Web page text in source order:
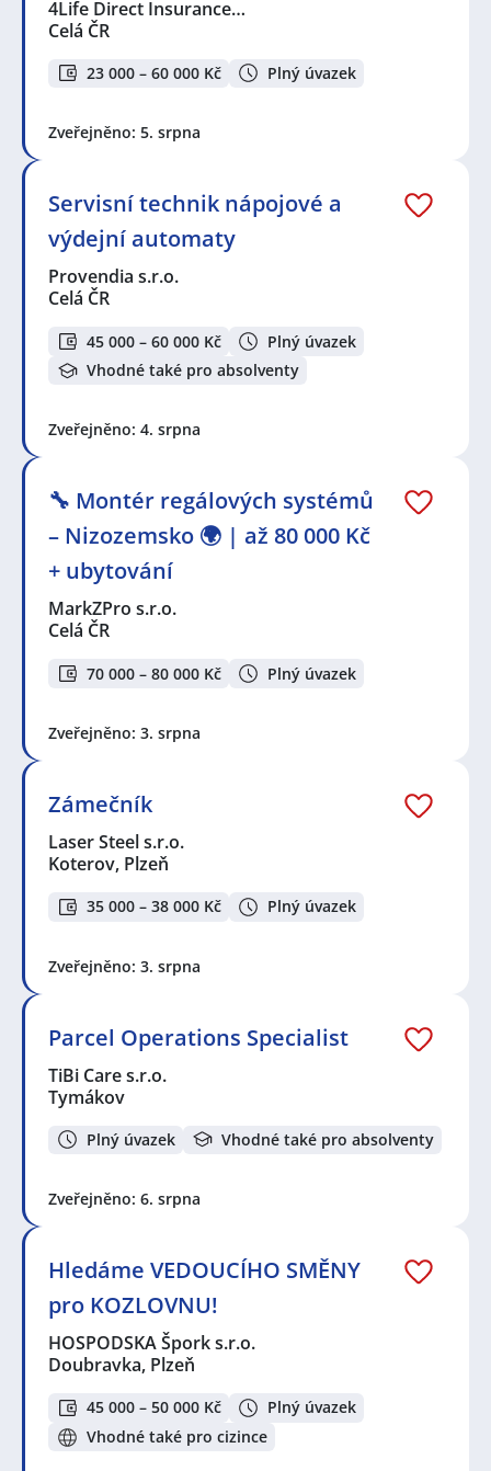
4Life Direct Insurance…
Celá ČR
23 000 – 60 000 Kč Plný úvazek
Zveřejněno: 5. srpna
Servisní technik nápojové a
výdejní automaty
Provendia s.r.o.
Celá ČR
45 000 – 60 000 Kč
Plný úvazek
Vhodné také pro absolventy
Zveřejněno: 4. srpna
🔧 Montér regálových systémů
– Nizozemsko 🌍 | až 80 000 Kč
+ ubytování
MarkZPro s.r.o.
Celá ČR
70 000 – 80 000 Kč Plný úvazek
Zveřejněno: 3. srpna
Zámečník
Laser Steel s.r.o.
Koterov, Plzeň
35 000 – 38 000 Kč Plný úvazek
Zveřejněno: 3. srpna
Parcel Operations Specialist
TiBi Care s.r.o.
Tymákov
Plný úvazek Vhodné také pro absolventy
Zveřejněno: 6. srpna
Hledáme VEDOUCÍHO SMĚNY
pro KOZLOVNU!
HOSPODSKA Špork s.r.o.
Doubravka, Plzeň
45 000 – 50 000 Kč
Plný úvazek
Vhodné také pro cizince